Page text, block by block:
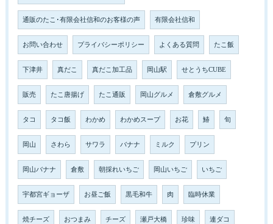
通販のたこ･有限会社信和のお客様の声 有限会社信和
お問い合わせ プライバシーポリシー よくある質問 たこ飯
下津井 真だこ 真だこ加工品 岡山駅 せとうちCUBE
販売 たこ唐揚げ たこ通販 岡山グルメ 倉敷グルメ
タコ タコ飯 わかめ わかめスープ お花 鰆 旬
岡山 さわら サワラ バナナ ミルク プリン
岡山バナナ 倉敷 朝採れいちご 岡山いちご いちご
宇都宮ギョーザ お昼ご飯 黒毛和牛 肉 臨時休業
焼チーズ おつまみ チーズ 瀬戸大橋 珍味 連ダコ